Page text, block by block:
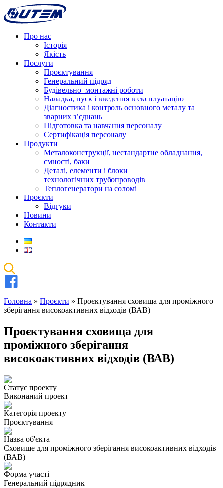
Про нас
Історія
Якість
Послуги
Проєктування
Генеральний підряд
Будівельно–монтажні роботи
Наладка, пуск і введення в експлуатацію
Діагностика і контроль основного металу та
зварних з’єднань
Підготовка та навчання персоналу
Сертифікація персоналу
Продукти
Металоконструкції, нестандартне обладнання,
ємності, баки
Деталі, елементи і блоки
технологічних трубопроводів
Теплогенератори на соломі
Проєкти
Відгуки
Новини
Контакти
Головна » Проєкти » Проєктування сховища для проміжного
зберігання високоактивних відходів (ВАВ)
Проєктування сховища для
проміжного зберігання
високоактивних відходів (ВАВ)
Статус проекту
Виконаний проект
Категорія проекту
Проєктування
Назва об'єкта
Сховище для проміжного зберігання високоактивних відходів
(ВАВ)
Форма участі
Генеральний підрядник